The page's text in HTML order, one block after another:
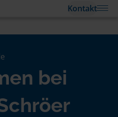
Kontakt
bei